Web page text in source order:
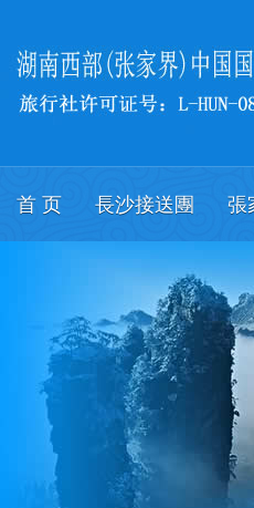
首 页 長沙接送團 張